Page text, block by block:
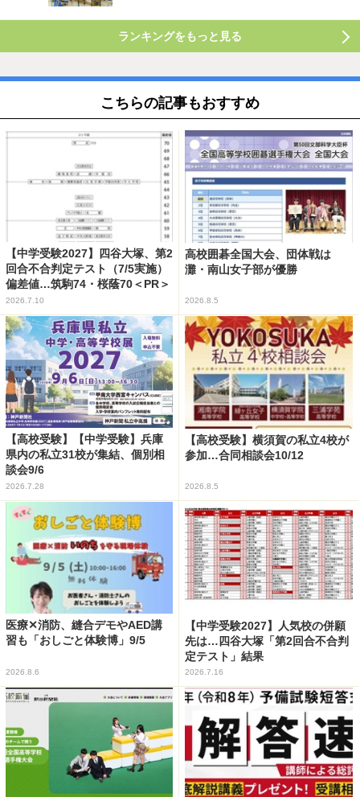
ランキングをもっと見る
こちらの記事もおすすめ
【中学受験2027】四谷大塚、第2
回合不合判定テスト（7/5実施）
偏差値…筑駒74・桜蔭70＜PR＞
2026.7.10
高校囲碁全国大会、団体戦は
灘・南山女子部が優勝
2026.8.5
【高校受験】【中学受験】兵庫
県内の私立31校が集結、個別相
談会9/6
2026.7.28
【高校受験】横須賀の私立4校が
参加…合同相談会10/12
2026.8.5
医療✕消防、縫合デモやAED講
習も「おしごと体験博」9/5
2026.8.6
【中学受験2027】人気校の併願
先は…四谷大塚「第2回合不合判
定テスト」結果
2026.7.16